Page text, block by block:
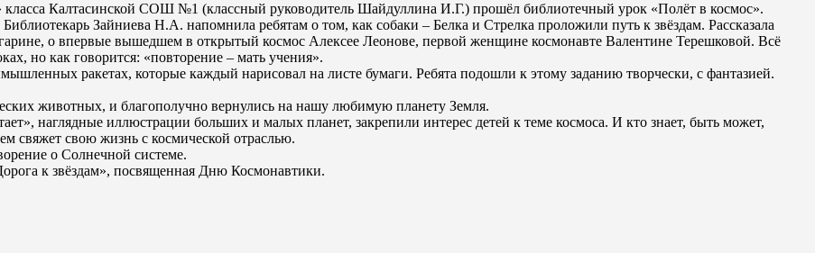
класса Калтасинской СОШ №1 (классный руководитель Шайдуллина И.Г.) прошёл библиотечный урок «Полёт в космос».
Зайниева Н.А. напомнила ребятам о том, как собаки – Белка и Стрелка проложили путь к звёздам. Рассказала
о впервые вышедшем в открытый космос Алексее Леонове, первой женщине космонавте Валентине Терешковой. Всё
но как говорится: «повторение – мать учения».
ракетах, которые каждый нарисовал на листе бумаги. Ребята подошли к этому заданию творчески, с фантазией.
животных, и благополучно вернулись на нашу любимую планету Земля.
наглядные иллюстрации больших и малых планет, закрепили интерес детей к теме космоса. И кто знает, быть может,
свяжет свою жизнь с космической отраслью.
о Солнечной системе.
к звёздам», посвященная Дню Космонавтики.